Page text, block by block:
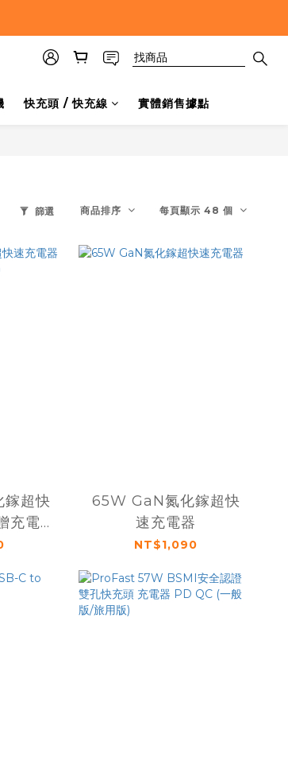
快充頭 / 快充線 實體銷售據點
篩選 商品排序 每頁顯示 48 個
超快
充電
65W GaN氮化鎵超快
速充電器
NT$1,090